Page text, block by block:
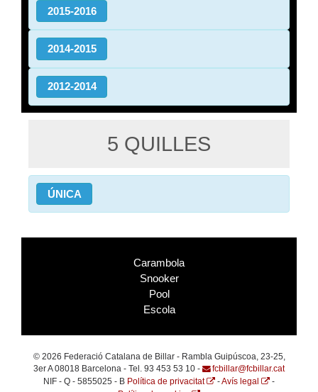
2015-2016
2014-2015
2012-2014
5 QUILLES
ÚNICA
Carambola
Snooker
Pool
Escola
© 2026 Federació Catalana de Billar - Rambla Guipúscoa, 23-25,
3er A 08018 Barcelona - Tel. 93 453 53 10 -
fcbillar@fcbillar.cat
NIF - Q - 5855025 - B Política de privacitat -Avís legal
-